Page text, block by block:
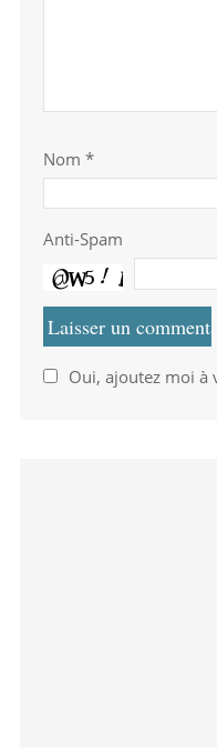
Nom *
Anti-Spam
Oui, ajoutez moi à